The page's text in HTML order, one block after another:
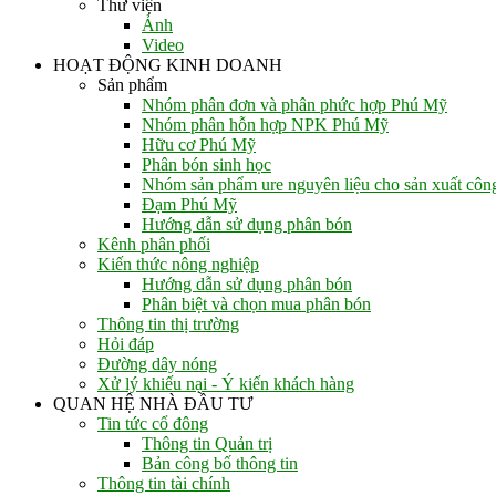
Thư viện
Ảnh
Video
HOẠT ĐỘNG KINH DOANH
Sản phẩm
Nhóm phân đơn và phân phức hợp Phú Mỹ
Nhóm phân hỗn hợp NPK Phú Mỹ
Hữu cơ Phú Mỹ
Phân bón sinh học
Nhóm sản phẩm ure nguyên liệu cho sản xuất
Đạm Phú Mỹ
Hướng dẫn sử dụng phân bón
Kênh phân phối
Kiến thức nông nghiệp
Hướng dẫn sử dụng phân bón
Phân biệt và chọn mua phân bón
Thông tin thị trường
Hỏi đáp
Đường dây nóng
Xử lý khiếu nại - Ý kiến khách hàng
QUAN HỆ NHÀ ĐẦU TƯ
Tin tức cổ đông
Thông tin Quản trị
Bản công bố thông tin
Thông tin tài chính